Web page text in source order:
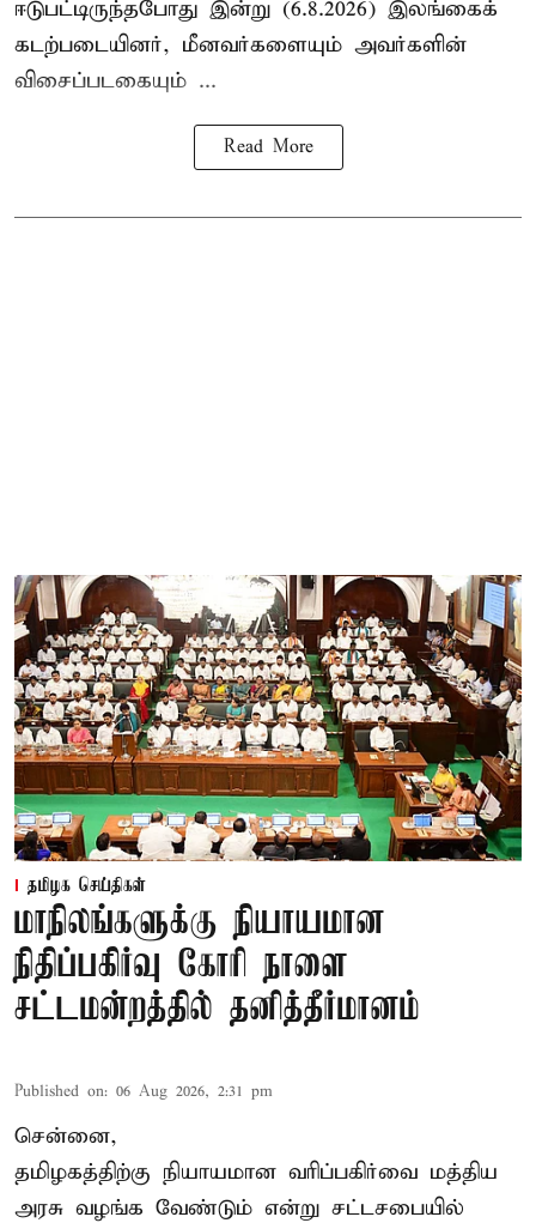
ஈடுபட்டிருந்தபோது இன்று (6.8.2026) இலங்கைக்
கடற்படையினர், மீனவர்களையும் அவர்களின்
விசைப்படகையும் ...
Read More
தமிழக செய்திகள்
மாநிலங்களுக்கு நியாயமான
நிதிப்பகிர்வு கோரி நாளை
சட்டமன்றத்தில் தனித்தீர்மானம்
Published on: 06 Aug 2026, 2:31 pm
சென்னை,
தமிழகத்திற்கு நியாயமான வரிப்பகிர்வை மத்திய
அரசு வழங்க வேண்டும் என்று சட்டசபையில்